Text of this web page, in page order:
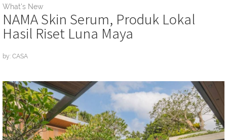
What's New
NAMA Skin Serum, Produk Lokal
Hasil Riset Luna Maya
by: CASA